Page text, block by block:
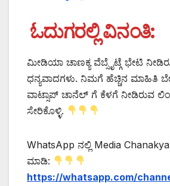
ಓದುಗರಲ್ಲಿ ವಿನಂತಿ:
ಮೀಡಿಯಾ ಚಾಣಕ್ಯ ವೆಬ್ಸೈಟ್ಗೆ ಭೇಟಿ
ಧನ್ಯವಾದಗಳು. ನಿಮಗೆ ಹೆಚ್ಚಿನ ಮಾಹಿತಿ
ವಾಟ್ಸಾಪ್ ಚಾನೆಲ್ ಗೆ ಕೆಳಗೆ ನೀಡಿರುವ
ಸೇರಿಕೊಳ್ಳಿ.
WhatsApp ನಲ್ಲಿ Media
ಮಾಡಿ:
https://whatsapp.com/